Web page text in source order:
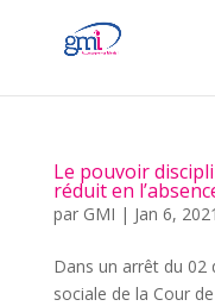
Le pouvoir
réduit en
par GMI | Jan 6, 2021
Dans un arrêt du 02
sociale de la Cour